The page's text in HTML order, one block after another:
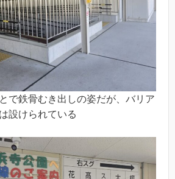
で鉄骨むき出しの姿だが、バリア
設けられている